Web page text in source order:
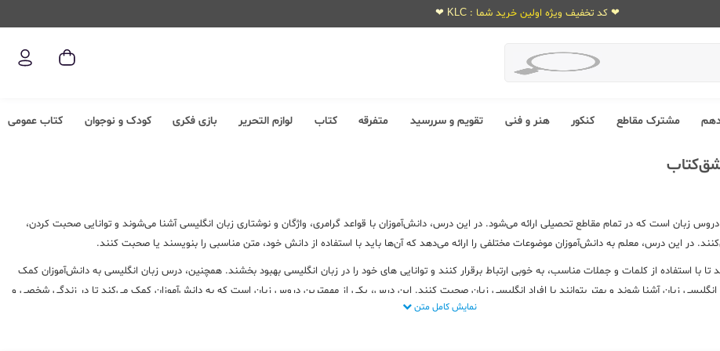
❤ کد تخفیف ویژه اولین خرید شما : KLC ❤
مشترک مقاطع کنکور هنر و فنی تقویم و سررسید متفرقه کتاب لوازم التحریر بازی فکری کودک و نوجوان کتاب عمومی
زبان است که در تمام مقاطع تحصیلی ارائه می‌شود. در این درس، دانش‌آموزان با قواعد گرامری، واژگان و نوشتاری زبان انگلیسی آشنا می‌شوند و توانایی صحبت کردن،
در این درس، معلم به دانش‌آموزان موضوعات مختلفی را ارائه می‌دهد که آن‌ها باید با استفاده از دانش خود، متن مناسبی را بنویسند یا صحبت کنند.
با استفاده از کلمات و جملات مناسب، به خوبی ارتباط برقرار کنند و توانایی های خود را در زبان انگلیسی بهبود بخشند. همچنین، درس زبان انگلیسی به دانش‌آموزان کمک
زبان آشنا شوند و بهتر بتوانند با افراد انگلیسی زبان صحبت کنند. این درس، یکی از مهمترین دروس زبان است که به دانش‌آموزان کمک می‌کند تا در زندگی شخصی و
ببرند. برای تهیه کتابهای کمک درسی درس زبان انگلیسی میتوانید در سایت عشق کتاب از همین صفحه به عناوین متعدد منتشر شده از این درس دسترسی داشته باشید. البته در
نمایش کامل متن